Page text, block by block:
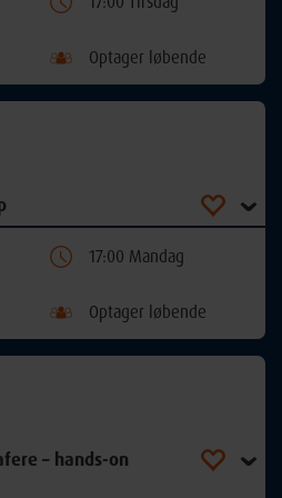
Optager løbende
17:00 Mandag
Optager løbende
– hands-on